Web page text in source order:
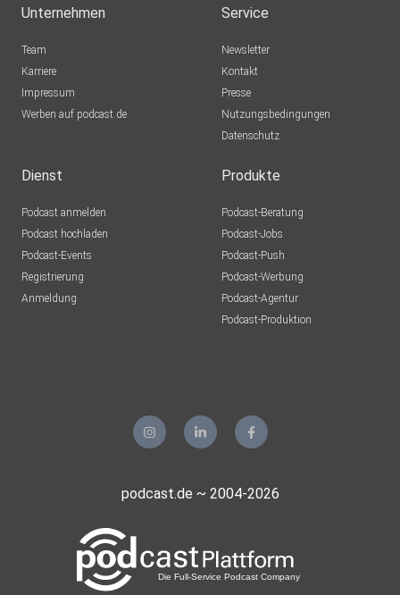
Unternehmen
Team
Karriere
Impressum
Werben auf podcast.de
Service
Newsletter
Kontakt
Presse
Nutzungsbedingungen
Datenschutz
Dienst
Podcast anmelden
Podcast hochladen
Podcast-Events
Registrierung
Anmeldung
Produkte
Podcast-Beratung
Podcast-Jobs
Podcast-Push
Podcast-Werbung
Podcast-Agentur
Podcast-Produktion
podcast.de ~ 2004-2026